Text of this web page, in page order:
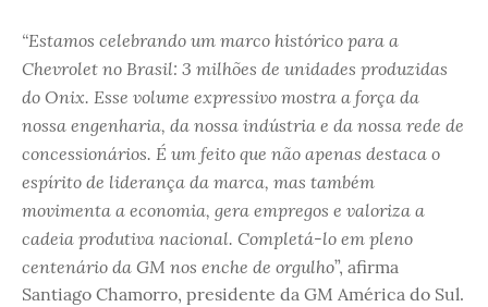
“Estamos celebrando um marco histórico para a
Chevrolet no Brasil: 3 milhões de unidades produzidas
do Onix. Esse volume expressivo mostra a força da
nossa engenharia, da nossa indústria e da nossa rede de
concessionários. É um feito que não apenas destaca o
espírito de liderança da marca, mas também
movimenta a economia, gera empregos e valoriza a
cadeia produtiva nacional. Completá-lo em pleno
centenário da GM nos enche de orgulho”, afirma
Santiago Chamorro, presidente da GM América do Sul.